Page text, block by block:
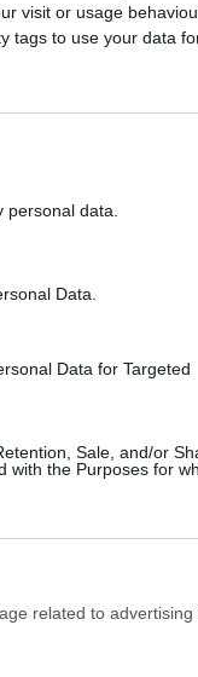
visit or usage
tags to use your data
data.
Data.
Data for Targeted
Sale, and/or
with the Purposes for
related to advertising
se
Grčkoj i